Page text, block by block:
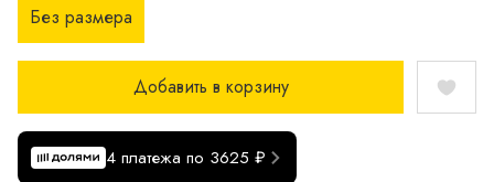
Без размера
Добавить в корзину
4 платежа по 3625 ₽